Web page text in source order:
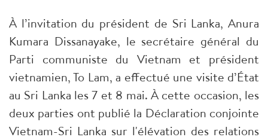
À l’invitation du président de Sri Lanka, Anura
Kumara Dissanayake, le secrétaire général du
Parti communiste du Vietnam et président
vietnamien, To Lam, a effectué une visite d’État
au Sri Lanka les 7 et 8 mai. À cette occasion, les
deux parties ont publié la Déclaration conjointe
Vietnam-Sri Lanka sur l'élévation des relations